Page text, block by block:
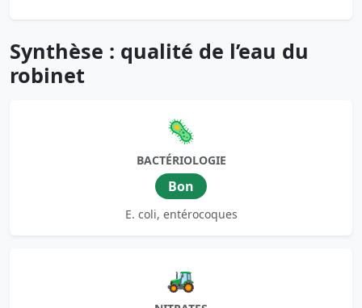
Synthèse : qualité de l’eau du
robinet
🦠
BACTÉRIOLOGIE
Bon
E. coli, entérocoques
🚜